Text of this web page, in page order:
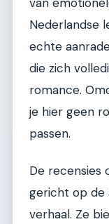
Nederlandse
echte
die zich
romance.
je hier geen
passen.
De recensies
gericht op de
verhaal. Ze